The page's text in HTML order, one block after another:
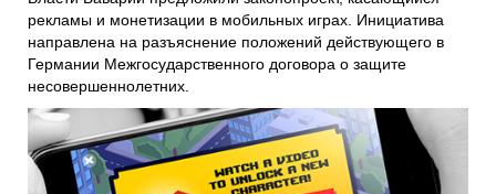
рекламы и монетизации в мобильных играх. Инициатива
направлена на разъяснение положений действующего в
Германии Межгосударственного договора о защите
несовершеннолетних.